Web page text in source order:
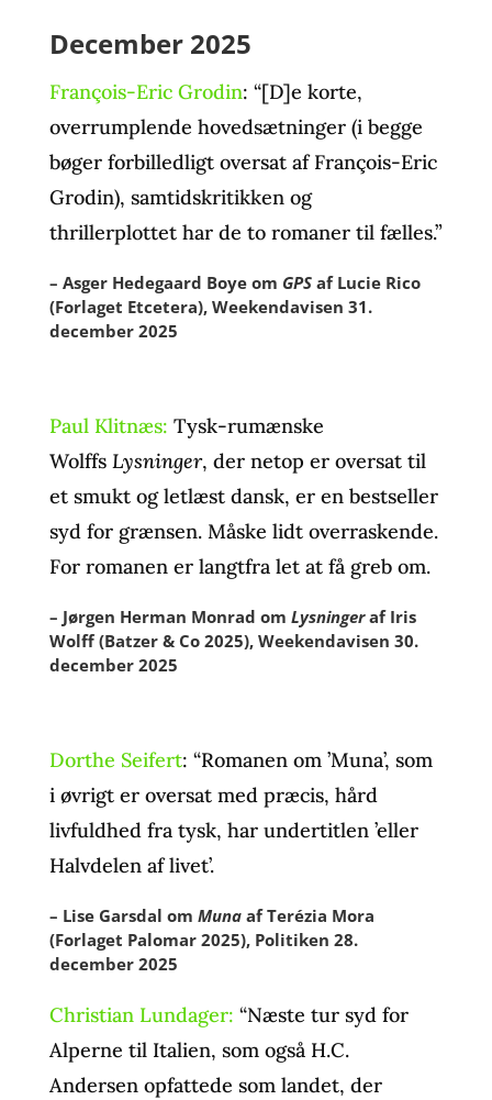
December 2025
François-Eric Grodin: “[D]e korte,
overrumplende hovedsætninger (i begge
bøger forbilledligt oversat af François-Eric
Grodin), samtidskritikken og
thrillerplottet har de to romaner til fælles.”
– Asger Hedegaard Boye om GPSaf Lucie Rico
(Forlaget Etcetera), Weekendavisen 31.
december 2025
Paul Klitnæs: Tysk-rumænske
Wolffs Lysninger, der netop er oversat til
et smukt og letlæst dansk, er en bestseller
syd for grænsen. Måske lidt overraskende.
For romanen er langtfra let at få greb om.
– Jørgen Herman Monrad om Lysningeraf Iris
Wolff (Batzer & Co 2025), Weekendavisen 30.
december 2025
Dorthe Seifert: “Romanen om ’Muna’, som
i øvrigt er oversat med præcis, hård
livfuldhed fra tysk, har undertitlen ’eller
Halvdelen af livet’.
– Lise Garsdal om Munaaf Terézia Mora
(Forlaget Palomar 2025), Politiken 28.
december 2025
Christian Lundager: “Næste tur syd for
Alperne til Italien, som også H.C.
Andersen opfattede som landet, der